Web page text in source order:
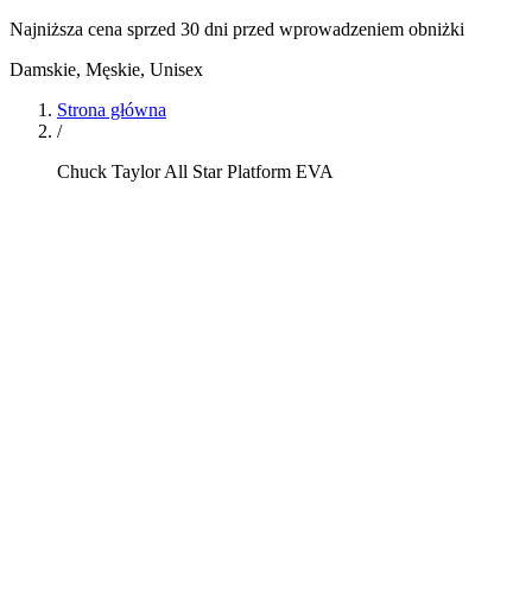
Najniższa cena sprzed 30 dni przed wprowadzeniem obniżki
Damskie, Męskie, Unisex
Strona główna
/
Chuck Taylor All Star Platform EVA